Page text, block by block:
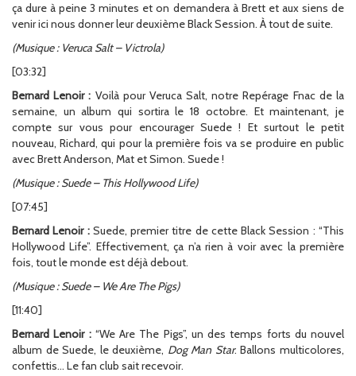
ça dure à peine 3 minutes et on demandera à Brett et aux siens de
venir ici nous donner leur deuxième Black Session. À tout de suite.
(Musique : Veruca Salt – Victrola)
[03:32]
Bernard Lenoir : Voilà pour Veruca Salt, notre Repérage Fnac de la
semaine, un album qui sortira le 18 octobre. Et maintenant, je
compte sur vous pour encourager Suede ! Et surtout le petit
nouveau, Richard, qui pour la première fois va se produire en public
avec Brett Anderson, Mat et Simon. Suede !
(Musique : Suede – This Hollywood Life)
[07:45]
Bernard Lenoir : Suede, premier titre de cette Black Session : “This
Hollywood Life”. Effectivement, ça n’a rien à voir avec la première
fois, tout le monde est déjà debout.
(Musique : Suede – We Are The Pigs)
[11:40]
Bernard Lenoir : “We Are The Pigs”, un des temps forts du nouvel
album de Suede, le deuxième, Dog Man Star. Ballons multicolores,
confettis… Le fan club sait recevoir.